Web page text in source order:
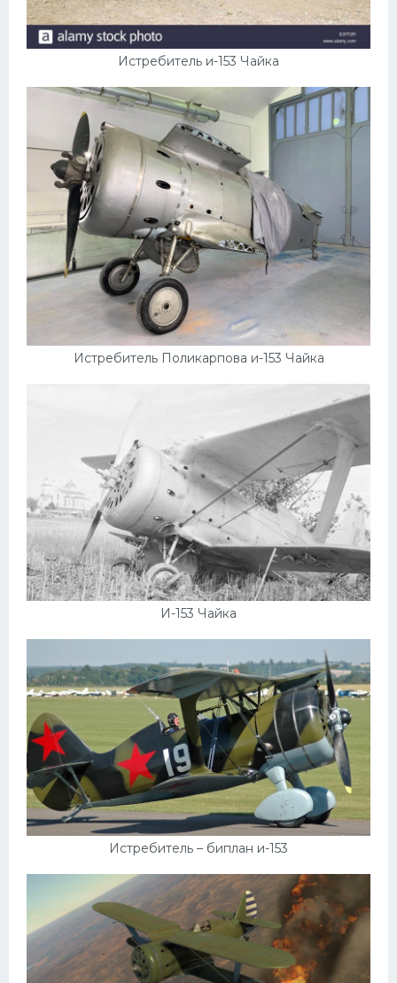
Истребитель и-153 Чайка
Истребитель Поликарпова и-153 Чайка
И-153 Чайка
Истребитель – биплан и-153
Додж
Ява
Спецтехника